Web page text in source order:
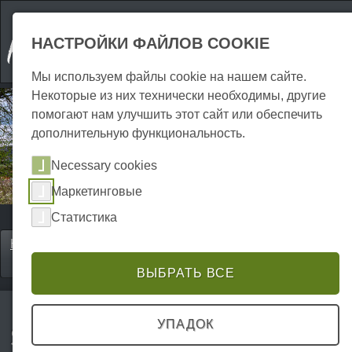
Home
Sangerhausen
НАСТРОЙКИ ФАЙЛОВ COOKIE
Мы используем файлы cookie на нашем сайте.
Некоторые из них технически необходимы, другие
помогают нам улучшить этот сайт или обеспечить
дополнительную функциональность.
Necessary cookies
Маркетинговые
Статистика
ВЫБРАТЬ ВСЕ
УПАДОК